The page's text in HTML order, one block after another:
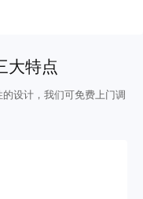
大特点
设计，我们可免费上门调